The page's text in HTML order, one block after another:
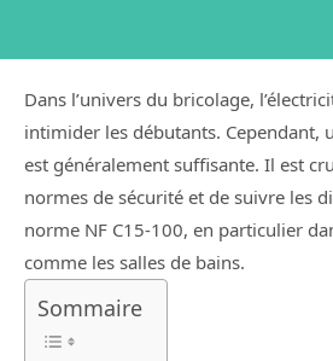
Dans l’univers du bricolage,
intimider les débutants. Cependant,
est généralement suffisante. Il est
normes de sécurité et de suivre les
norme NF C15-100, en particulier
comme les salles de bains.
Sommaire